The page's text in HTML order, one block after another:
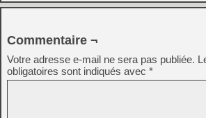
Commentaire ¬
Votre adresse e-mail ne sera pas publiée.
obligatoires sont indiqués avec *